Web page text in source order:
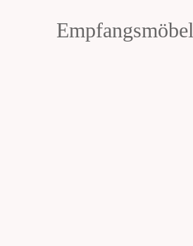
Empfangsmöbel